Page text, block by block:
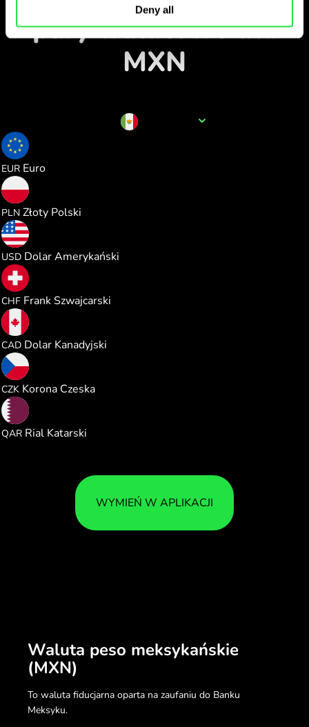
Deny all
pary walutowe dla
MXN
EUR Euro
PLN Złoty Polski
USD Dolar Amerykański
CHF Frank Szwajcarski
CAD Dolar Kanadyjski
CZK Korona Czeska
QAR Rial Katarski
WYMIEŃ W APLIKACJI
Waluta peso meksykańskie
(MXN)
To waluta fiducjarna oparta na zaufaniu do Banku
Meksyku.